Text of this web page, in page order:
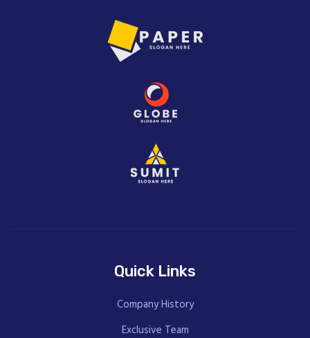
Quick Links
Company History
Exclusive Team